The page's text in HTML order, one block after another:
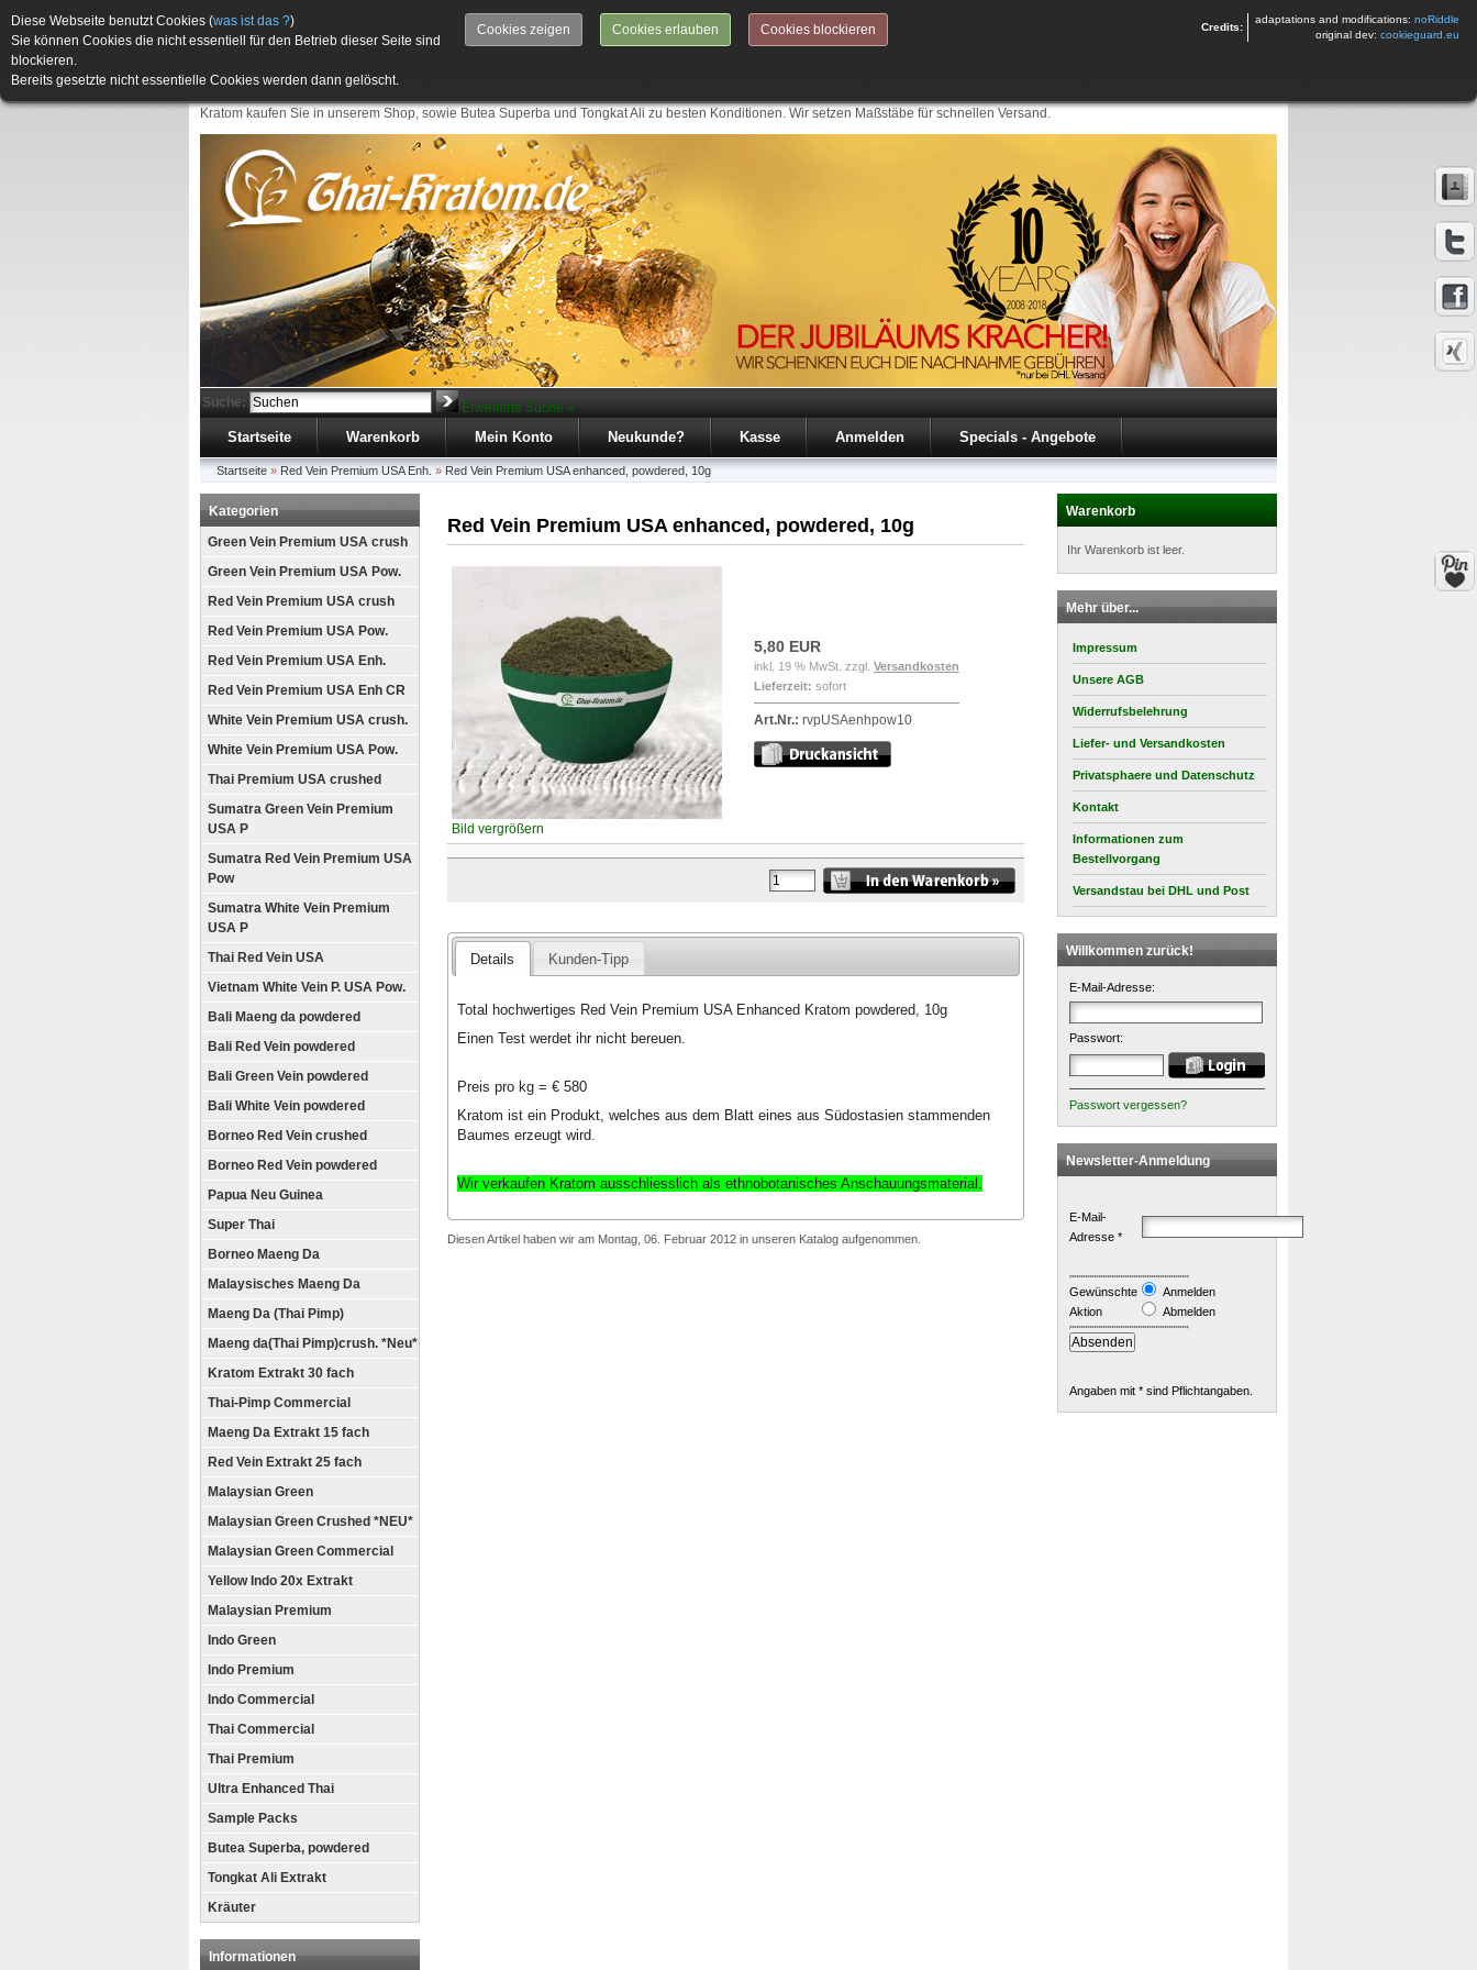
Credits:
adaptations and modifications: noRiddle
original dev: cookieguard.eu
Diese Webseite benutzt Cookies (was ist das ?)
Sie können Cookies die nicht essentiell für den Betrieb dieser Seite sind
blockieren.
Bereits gesetzte nicht essentielle Cookies werden dann gelöscht.
Cookies zeigen Cookies erlauben Cookies blockieren
Kratom kaufen Sie in unserem Shop, sowie Butea Superba und Tongkat Ali zu besten Konditionen. Wir setzen Maßstäbe für schnellen Versand.
Suche: Erweiterte Suche »
Startseite Warenkorb Mein Konto Neukunde? Kasse Anmelden Specials - Angebote
Startseite » Red Vein Premium USA Enh. » Red Vein Premium USA enhanced, powdered, 10g
Kategorien
Green Vein Premium USA crush
Green Vein Premium USA Pow.
Red Vein Premium USA crush
Red Vein Premium USA Pow.
Red Vein Premium USA Enh.
Red Vein Premium USA Enh CR
White Vein Premium USA crush.
White Vein Premium USA Pow.
Thai Premium USA crushed
Sumatra Green Vein Premium
USA P
Sumatra Red Vein Premium USA
Pow
Sumatra White Vein Premium
USA P
Thai Red Vein USA
Vietnam White Vein P. USA Pow.
Bali Maeng da powdered
Bali Red Vein powdered
Bali Green Vein powdered
Bali White Vein powdered
Borneo Red Vein crushed
Borneo Red Vein powdered
Papua Neu Guinea
Super Thai
Borneo Maeng Da
Malaysisches Maeng Da
Maeng Da (Thai Pimp)
Maeng da(Thai Pimp)crush. *Neu*
Kratom Extrakt 30 fach
Thai-Pimp Commercial
Maeng Da Extrakt 15 fach
Red Vein Extrakt 25 fach
Malaysian Green
Malaysian Green Crushed *NEU*
Malaysian Green Commercial
Yellow Indo 20x Extrakt
Malaysian Premium
Indo Green
Indo Premium
Indo Commercial
Thai Commercial
Thai Premium
Ultra Enhanced Thai
Sample Packs
Butea Superba, powdered
Tongkat Ali Extrakt
Kräuter
Informationen
Red Vein Premium USA enhanced, powdered, 10g
Bild vergrößern
5,80 EUR
inkl. 19 % MwSt. zzgl. Versandkosten
Lieferzeit: sofort
Art.Nr.: rvpUSAenhpow10
Details Kunden-Tipp
Total hochwertiges Red Vein Premium USA Enhanced Kratom powdered, 10g
Einen Test werdet ihr nicht bereuen.
Preis pro kg = € 580
Kratom ist ein Produkt, welches aus dem Blatt eines aus Südostasien stammenden
Baumes erzeugt wird.
Wir verkaufen Kratom ausschliesslich als ethnobotanisches Anschauungsmaterial
Diesen Artikel haben wir am Montag, 06. Februar 2012 in unseren Katalog aufgenommen.
Warenkorb
Ihr Warenkorb ist leer.
Mehr über...
Impressum
Unsere AGB
Widerrufsbelehrung
Liefer- und Versandkosten
Privatsphaere und Datenschutz
Kontakt
Informationen zum
Bestellvorgang
Versandstau bei DHL und Post
Willkommen zurück!
E-Mail-Adresse:
Passwort:
Passwort vergessen?
Newsletter-Anmeldung
E-Mail-
Adresse *
Gewünschte
Aktion
Anmelden
Abmelden
Angaben mit * sind Pflichtangaben.